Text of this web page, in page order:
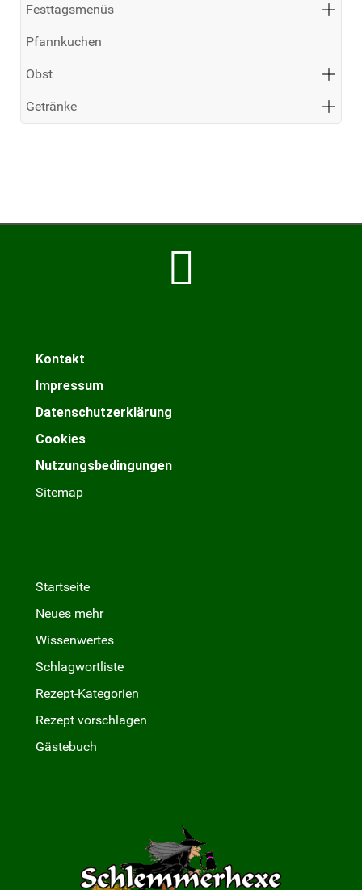
Festtagsmenüs
Pfannkuchen
Obst
Getränke
Kontakt
Impressum
Datenschutzerklärung
Cookies
Nutzungsbedingungen
Sitemap
Startseite
Neues mehr
Wissenwertes
Schlagwortliste
Rezept-Kategorien
Rezept vorschlagen
Gästebuch